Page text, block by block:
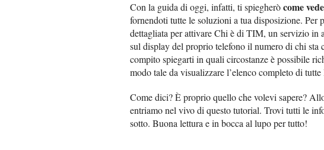
Con la guida di oggi, infatti, ti spiegheròcome
fornendoti tutte le soluzioni a tua disposizione. Per
dettagliata per attivare Chi è di TIM, un servizio in
sul display del proprio telefono il numero di chi sta
compito spiegarti in quali circostanze è possibile
modo tale da visualizzare l’elenco completo di
Come dici? È proprio quello che volevi sapere?
entriamo nel vivo di questo tutorial. Trovi tutti le
sotto. Buona lettura e in bocca al lupo per tutto!